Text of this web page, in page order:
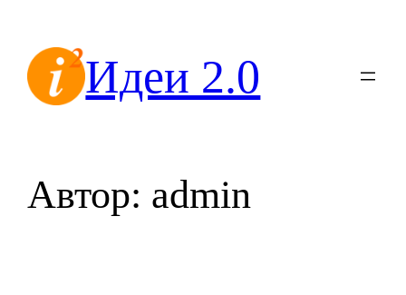
содержимомуИдеи 2.0
Автор: admin